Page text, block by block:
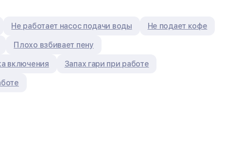
Не работает насос подачи воды Не подает кофе
Плохо взбивает пену
включения Запах гари при работе